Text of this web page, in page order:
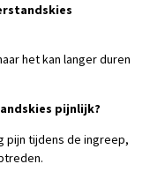
het kan langer duren
pijnlijk?
pijn tijdens de ingreep,